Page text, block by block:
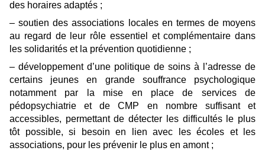
des horaires adaptés ;
– soutien des associations locales en termes de moyens
au regard de leur rôle essentiel et complémentaire dans
les solidarités et la prévention quotidienne ;
– développement d’une politique de soins à l’adresse de
certains jeunes en grande souffrance psychologique
notamment par la mise en place de services de
pédopsychiatrie et de CMP en nombre suffisant et
accessibles, permettant de détecter les difficultés le plus
tôt possible, si besoin en lien avec les écoles et les
associations, pour les prévenir le plus en amont ;